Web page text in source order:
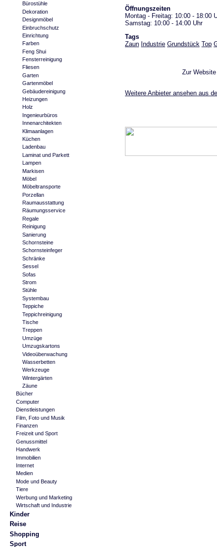
Bürostühle
Dekoration
Designmöbel
Einbruchschutz
Einrichtung
Farben
Feng Shui
Fensterreinigung
Fliesen
Garten
Gartenmöbel
Gebäudereinigung
Heizungen
Holz
Ingenieurbüros
Innenarchitekten
Klimaanlagen
Küchen
Ladenbau
Laminat und Parkett
Lampen
Markisen
Möbel
Möbeltransporte
Porzellan
Raumausstattung
Räumungsservice
Regale
Reinigung
Sanierung
Schornsteine
Schornsteinfeger
Schränke
Sessel
Sofas
Strom
Stühle
Systembau
Teppiche
Teppichreinigung
Tische
Treppen
Umzüge
Umzugskartons
Videoüberwachung
Wasserbetten
Werkzeuge
Wintergärten
Zäune
Bücher
Computer
Dienstleistungen
Film, Foto und Musik
Finanzen
Freizeit und Sport
Genussmittel
Handwerk
Immobilien
Internet
Medien
Mode und Beauty
Tiere
Werbung und Marketing
Wirtschaft und Industrie
Kinder
Reise
Shopping
Sport
Öffnungszeiten
Montag - Freitag: 10:00 - 18:00
Samstag: 10:00 - 14:00 Uhr
Tags
Zaun Industrie Grundstück Top
Zur
Weitere Anbieter ansehen aus